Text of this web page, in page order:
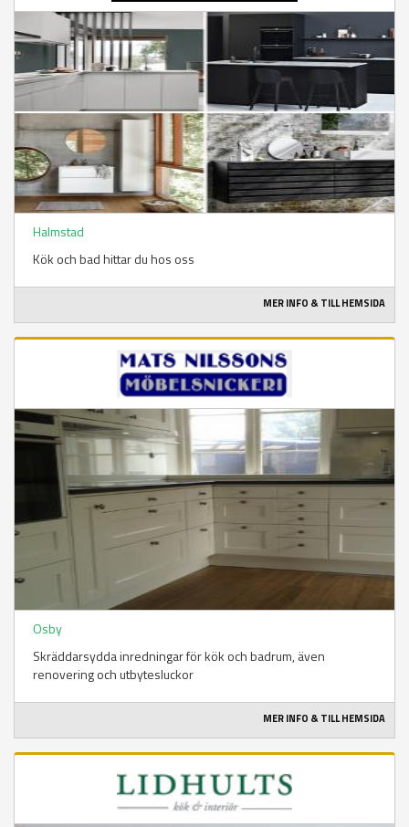
Halmstad
Kök och bad hittar du hos oss
MER INFO & TILL HEMSIDA
Osby
Skräddarsydda inredningar för kök och badrum, även
renovering och utbytesluckor
MER INFO & TILL HEMSIDA